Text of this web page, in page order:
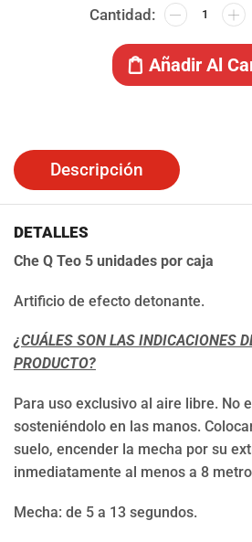
Añadir Al
Descripción
DETALLES
Che Q Teo 5 unidades por caja
Artificio de efecto detonante.
¿CUÁLES SON LAS INDICACIONES
PRODUCTO?
Para uso exclusivo al aire libre. No
sosteniéndolo en las manos.
suelo, encender la mecha por su
inmediatamente al menos a 8
Mecha: de 5 a 13 segundos.